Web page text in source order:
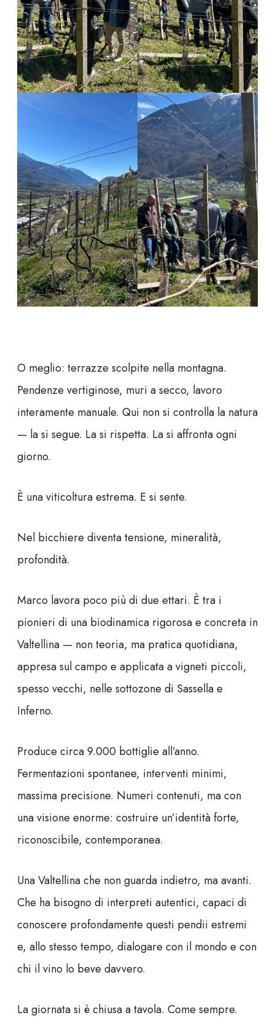
O meglio: terrazze scolpite nella montagna.
Pendenze vertiginose, muri a secco, lavoro
interamente manuale. Qui non si controlla la natura
— la si segue. La si rispetta. La si affronta ogni
giorno.
È una viticoltura estrema. E si sente.
Nel bicchiere diventa tensione, mineralità,
profondità.
Marco lavora poco più di due ettari. È tra i
pionieri di una biodinamica rigorosa e concreta in
Valtellina — non teoria, ma pratica quotidiana,
appresa sul campo e applicata a vigneti piccoli,
spesso vecchi, nelle sottozone di Sassella e
Inferno.
Produce circa 9.000 bottiglie all’anno.
Fermentazioni spontanee, interventi minimi,
massima precisione. Numeri contenuti, ma con
una visione enorme: costruire un’identità forte,
riconoscibile, contemporanea.
Una Valtellina che non guarda indietro, ma avanti.
Che ha bisogno di interpreti autentici, capaci di
conoscere profondamente questi pendii estremi
e, allo stesso tempo, dialogare con il mondo e con
chi il vino lo beve davvero.
La giornata si è chiusa a tavola. Come sempre.